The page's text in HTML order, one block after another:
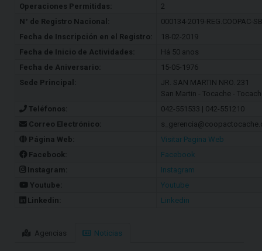
Operaciones Permitidas:
2
N° de Registro Nacional:
000134-2019-REG.COOPAC-
Fecha de Inscripción en el Registro:
18-02-2019
Fecha de Inicio de Actividades:
Há 50 anos
Fecha de Aniversario:
15-05-1976
Sede Principal:
JR. SAN MARTIN NRO. 231
San Martin - Tocache -
Teléfonos:
042-551533 | 042-551210
Correo Electrónico:
Página Web:
Visitar Pagina Web
Facebook:
Facebook
Instagram:
Instagram
Youtube:
Youtube
Linkedin:
Linkedin
Agencias Noticias